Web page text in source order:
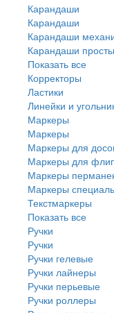
Карандаши
Карандаши
Карандаши
Карандаши
Показать все
Корректоры
Ластики
Линейки и
Маркеры
Маркеры
Маркеры для
Маркеры для
Маркеры
Маркеры
Текстмаркеры
Показать все
Ручки
Ручки
Ручки гелевые
Ручки лайнеры
Ручки перьевые
Ручки роллеры